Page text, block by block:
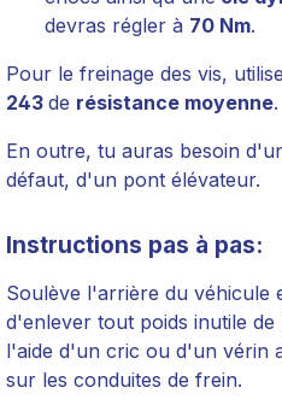
devras régler à 70 Nm.
Pour le freinage des vis,
243 de résistance moyenne.
En outre, tu auras besoin
défaut, d'un pont élévateur.
Instructions pas à pas:
Soulève l'arrière du véhicule
d'enlever tout poids inutile de
l'aide d'un cric ou d'un vérin
sur les conduites de frein.